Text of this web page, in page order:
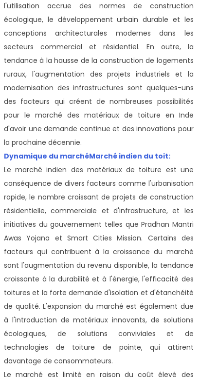
l'utilisation accrue des normes de construction
écologique, le développement urbain durable et les
conceptions architecturales modernes dans les
secteurs commercial et résidentiel. En outre, la
tendance à la hausse de la construction de logements
ruraux, l'augmentation des projets industriels et la
modernisation des infrastructures sont quelques-uns
des facteurs qui créent de nombreuses possibilités
pour le marché des matériaux de toiture en Inde
d'avoir une demande continue et des innovations pour
la prochaine décennie.
Dynamique du marchéMarché indien du toit:
Le marché indien des matériaux de toiture est une
conséquence de divers facteurs comme l'urbanisation
rapide, le nombre croissant de projets de construction
résidentielle, commerciale et d'infrastructure, et les
initiatives du gouvernement telles que Pradhan Mantri
Awas Yojana et Smart Cities Mission. Certains des
facteurs qui contribuent à la croissance du marché
sont l'augmentation du revenu disponible, la tendance
croissante à la durabilité et à l'énergie, l'efficacité des
toitures et la forte demande d'isolation et d'étanchéité
de qualité. L'expansion du marché est également due
à l'introduction de matériaux innovants, de solutions
écologiques, de solutions conviviales et de
technologies de toiture de pointe, qui attirent
davantage de consommateurs.
Le marché est limité en raison du coût élevé des